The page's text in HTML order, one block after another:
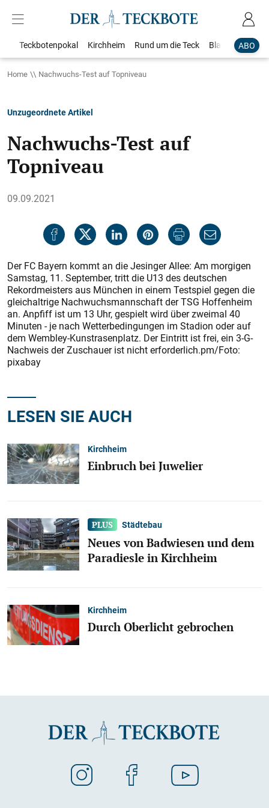
ABO
Teckbotenpokal Kirchheim Rund um die Teck Blaulicht
Home Nachwuchs-Test auf Topniveau
Unzugeordnete Artikel
Nachwuchs-Test auf
Topniveau
09.09.2021
Der FC Bayern kommt an die Jesinger Allee: Am morgigen
Samstag, 11. September, tritt die U13 des deutschen
Rekordmeisters aus München in einem Testspiel gegen die
gleichaltrige Nachwuchsmannschaft der TSG Hoffenheim
an. Anpfiff ist um 13 Uhr, gespielt wird über zweimal 40
Minuten - je nach Wetterbedingungen im Stadion oder auf
dem Wembley-Kunstrasenplatz. Der Eintritt ist frei, ein 3-G-
Nachweis der Zuschauer ist nicht erforderlich.pm/Foto:
pixabay
LESEN SIE AUCH
Kirchheim
Einbruch bei Juwelier
Städtebau
Neues von Badwiesen und dem
Paradiesle in Kirchheim
Kirchheim
Durch Oberlicht gebrochen